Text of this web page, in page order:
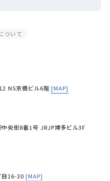
ついて
NS京橋ビル6階 [MAP]
央街8番1号 JRJP博多ビル3F
目16-30 [MAP]